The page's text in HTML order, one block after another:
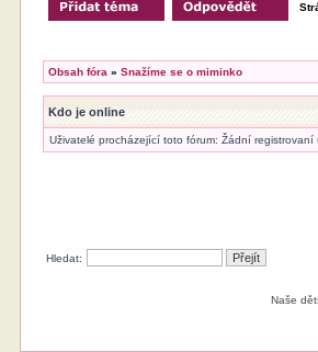
Obsah fóra »Snažíme se o miminko
Kdo je online
Uživatelé procházející toto fórum: Žádní
Hledat:
Naše